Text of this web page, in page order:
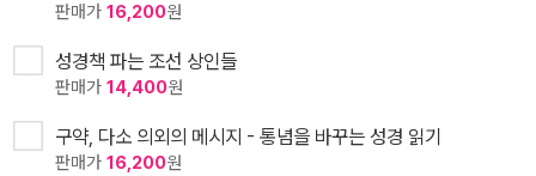
판매가 16,200원
성경책 파는 조선 상인들
판매가 14,400원
구약, 다소 의외의 메시지 - 통념을 바꾸는 성경 읽기
판매가 16,200원